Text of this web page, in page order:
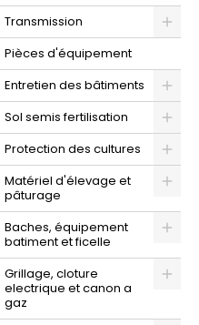
Transmission
Pièces d'équipement
Entretien des bâtiments
Sol semis fertilisation
Protection des cultures
Matériel d'élevage et
pâturage
Baches, équipement
batiment et ficelle
Grillage, cloture
electrique et canon a
gaz